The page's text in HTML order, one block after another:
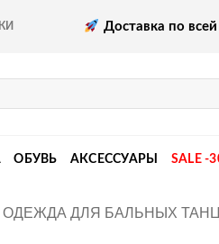
Доставка по
ОБУВЬ АКСЕССУАРЫ SALE -
ОДЕЖДА ДЛЯ БАЛЬНЫХ